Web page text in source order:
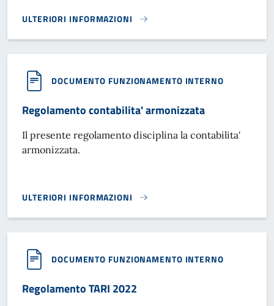
ULTERIORI INFORMAZIONI
MODULO DICHIARAZIONE DI OCCUPAZIONE TARI UTENZE
DOCUMENTO FUNZIONAMENTO INTERNO
Regolamento contabilita' armonizzata
Il presente regolamento disciplina la contabilita'
armonizzata.
ULTERIORI INFORMAZIONI
REGOLAMENTO CONTABILITA' ARMONIZZATA}
DOCUMENTO FUNZIONAMENTO INTERNO
Regolamento TARI 2022